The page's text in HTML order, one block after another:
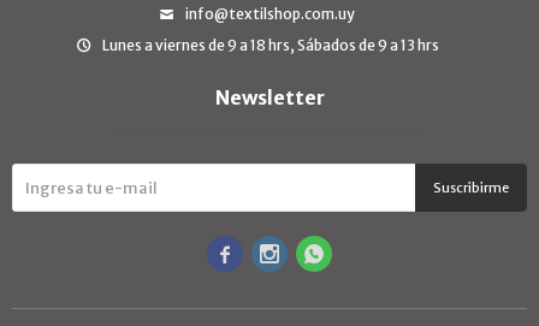
info@textilshop.com.uy
Lunes a viernes de 9 a 18 hrs, Sábados de 9 a 13 hrs
Newsletter
Suscribirme
  